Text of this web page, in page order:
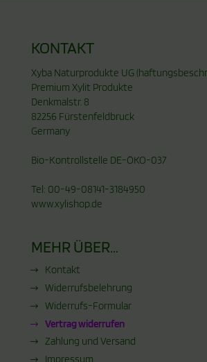
KONTAKT
Xyba Naturprodukte UG
Premium Xylit Produkte
Denkmalstr. 8
82256 Fürstenfeldbruck
Germany
Bio-Kontrollstelle DE-ÖKO-037
Tel: 00-49-08141-3184950
www.xylishop.de
MEHR ÜBER...
Kontakt
Widerrufsbelehrung
Widerrufs-Formular
Vertrag widerrufen
Zahlung und Versand
Impressum